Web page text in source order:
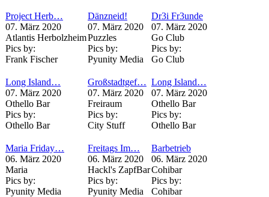
Project Herb…
07. März 2020
Atlantis Herbolzheim
Pics by:
Frank Fischer
Dänzneid!
07. März 2020
Puzzles
Pics by:
Pyunity Media
Dr3i Fr3unde
07. März 2020
Go Club
Pics by:
Go Club
Long Island…
07. März 2020
Othello Bar
Pics by:
Othello Bar
Großstadtgef…
07. März 2020
Freiraum
Pics by:
City Stuff
Long Island…
07. März 2020
Othello Bar
Pics by:
Othello Bar
Maria Friday…
06. März 2020
Maria
Pics by:
Pyunity Media
Freitags Im…
06. März 2020
Hackl's ZapfBar
Pics by:
Pyunity Media
Barbetrieb
06. März 2020
Cohibar
Pics by:
Cohibar